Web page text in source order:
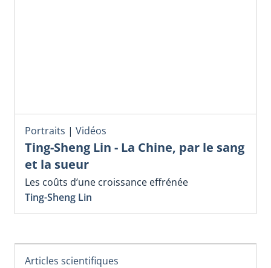
Portraits | Vidéos
Ting-Sheng Lin - La Chine, par le sang
et la sueur
Les coûts d’une croissance effrénée
Ting-Sheng Lin
Articles scientifiques